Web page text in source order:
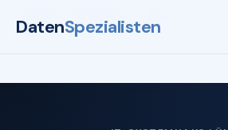
DatenSpezialisten